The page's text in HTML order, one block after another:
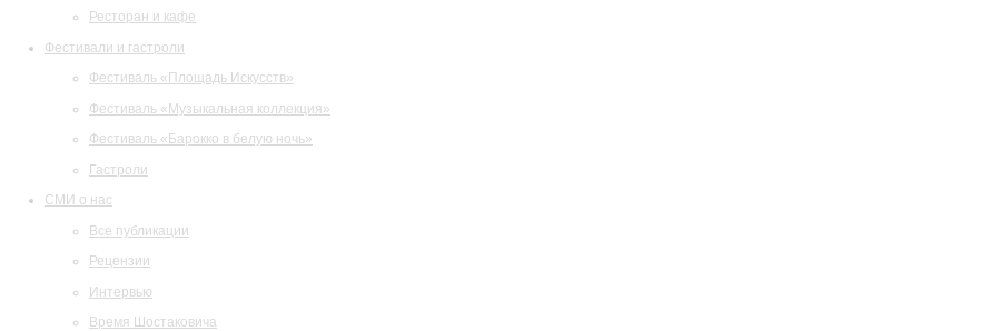
Ресторан и кафе
Фестивали и гастроли
Фестиваль «Площадь Искусств»
Фестиваль «Музыкальная коллекция»
Фестиваль «Барокко в белую ночь»
Гастроли
СМИ о нас
Все публикации
Рецензии
Интервью
Время Шостаковича